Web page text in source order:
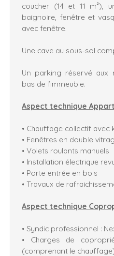
coucher (14 et 11 m²),
baignoire, fenêtre et
avec fenêtre.
Une cave au sous-sol
Un parking réservé aux
bas de l’immeuble.
Aspect technique
• Chauffage collectif avec
• Fenêtres en double
• Volets roulants manuels
• Installation électrique
• Porte entrée en bois
• Travaux de
Aspect technique
• Syndic professionnel :
• Charges de
(comprenant le